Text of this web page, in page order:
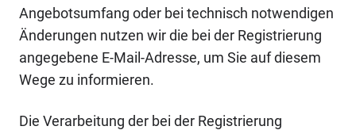
Angebotsumfang oder bei technisch notwendigen
Änderungen nutzen wir die bei der Registrierung
angegebene E-Mail-Adresse, um Sie auf diesem
Wege zu informieren.
Die Verarbeitung der bei der Registrierung